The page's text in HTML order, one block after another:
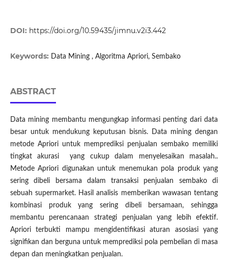
DOI: https://doi.org/10.59435/jimnu.v2i3.442
Keywords: Data Mining , Algoritma Apriori, Sembako
ABSTRACT
Data mining membantu mengungkap informasi penting dari data
besar untuk mendukung keputusan bisnis. Data mining dengan
metode Apriori untuk memprediksi penjualan sembako memiliki
tingkat akurasi yang cukup dalam menyelesaikan masalah..
Metode Apriori digunakan untuk menemukan pola produk yang
sering dibeli bersama dalam transaksi penjualan sembako di
sebuah supermarket. Hasil analisis memberikan wawasan tentang
kombinasi produk yang sering dibeli bersamaan, sehingga
membantu perencanaan strategi penjualan yang lebih efektif.
Apriori terbukti mampu mengidentifikasi aturan asosiasi yang
signifikan dan berguna untuk memprediksi pola pembelian di masa
depan dan meningkatkan penjualan.